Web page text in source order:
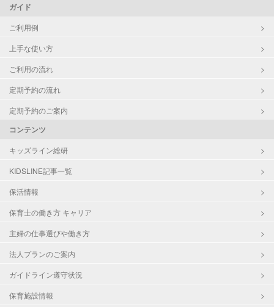
ガイド
ご利用例
上手な使い方
ご利用の流れ
定期予約の流れ
定期予約のご案内
コンテンツ
キッズライン総研
KIDSLINE記事一覧
保活情報
保育士の働き方 キャリア
主婦の仕事選びや働き方
法人プランのご案内
ガイドライン遵守状況
保育施設情報